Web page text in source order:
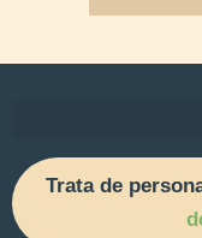
Trata de